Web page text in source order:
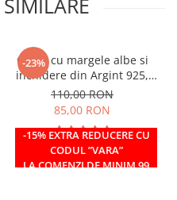
-23%
-15% EXTRA REDUCERE CU
CODUL ”VARA”
LA COMENZI DE MINIM 99
Colier cu margele albe si
inchidere din Argint 925,
reglabil 38-41 cm
110,00 RON
85,00 RON
IN STOC